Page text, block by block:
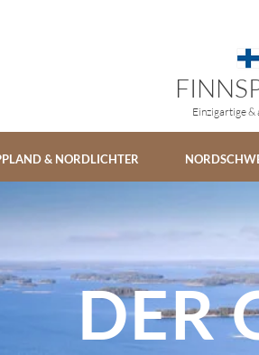
Einzigartige
& NORDLICHTER
DER